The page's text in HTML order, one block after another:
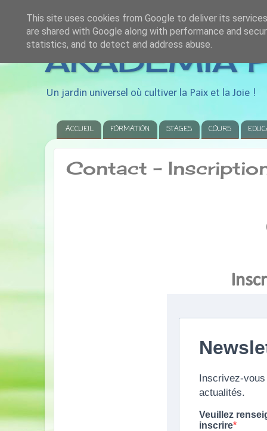
AKADEMIA
Un jardin universel où cultiver la Paix et la Joie !
ACCUEIL FORMATION STAGES COURS
Contact -
This site uses cookies from Google to deliver its
are shared with Google along with performance and
statistics, and to detect and address abuse.